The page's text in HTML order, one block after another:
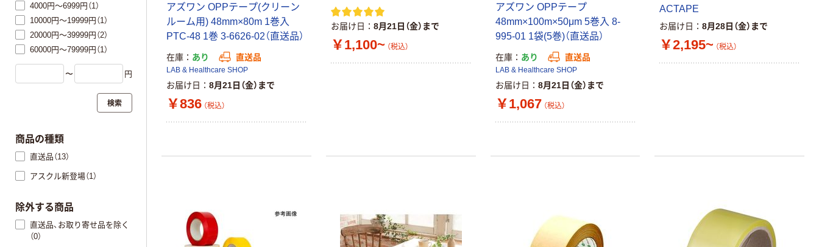
アズワン OPPテープ(クリーン
ルーム用) 48mm×80m 1巻入
PTC-48 1巻 3-6626-02（直送品）
在庫 あり 直送品
LAB & Healthcare SHOP
お届け日 8月21日（金）まで
￥836 （税込）
お届け日 8月21日（金）まで
￥1,100~ （税込）
アズワン OPPテープ
48mm×100m×50μm 5巻入 8-
995-01 1袋(5巻)（直送品）
在庫 あり 直送品
LAB & Healthcare SHOP
お届け日 8月21日（金）まで
￥1,067 （税込）
ACTAPE
お届け日 8月28日（金）まで
￥2,195~ （税込）
4000円～6999円（1）
10000円～19999円（1）
20000円～39999円（2）
60000円～79999円（1）
〜 円
検索
商品の種類
直送品（13）
アスクル新登場（1）
除外する商品
直送品、お取り寄せ品を除く
（0）